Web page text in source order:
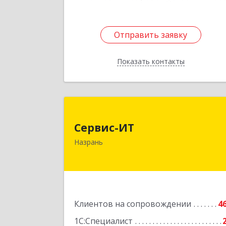
Отправить заявку
Показать контакты
Отправить заявку
Назад
Сервис-ИТ
Назрань
Клиентов на сопровождении
1С:Специалист
386102, Ингушетия Респ, Назрань г,
Центральный округ тер, Московская